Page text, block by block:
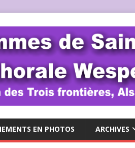
EN PHOTOS ARCHIVES